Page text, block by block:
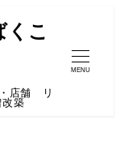
くこ
店舗 リ
改築
MENU